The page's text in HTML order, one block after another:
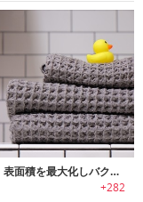
Onsen｜表面積を最大化しバクテリアの繁殖を抑える吸収性・速乾性に優れたタオル「オンセン」
+282